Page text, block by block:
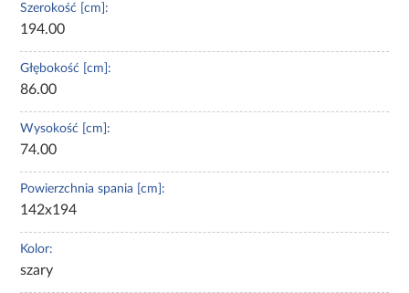
Szerokość [cm]:
194.00
Głębokość [cm]:
86.00
Wysokość [cm]:
74.00
Powierzchnia spania [cm]:
142x194
Kolor:
szary